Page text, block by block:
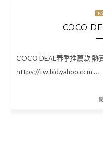
COCO
COCO DEAL春季推薦款 熱
https://tw.bid.yahoo.com …